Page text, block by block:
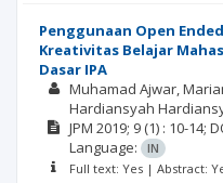
Penggunaan Open
Kreativitas Belajar
Dasar IPA
Muhamad Ajwar
Hardiansyah
JPM 2019; 9 (1) : 10-14;
Language:
IN
Full text: Yes | Abstract: